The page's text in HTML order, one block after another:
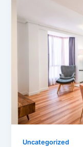
Uncategorized